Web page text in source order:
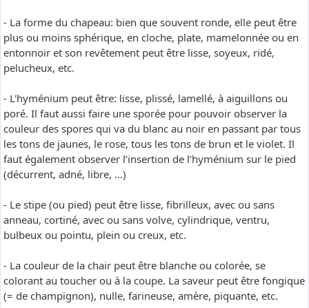
- La forme du chapeau: bien que souvent ronde, elle peut être
plus ou moins sphérique, en cloche, plate, mamelonnée ou en
entonnoir et son revêtement peut être lisse, soyeux, ridé,
pelucheux, etc.
- L'hyménium peut être: lisse, plissé, lamellé, à aiguillons ou
poré. Il faut aussi faire une sporée pour pouvoir observer la
couleur des spores qui va du blanc au noir en passant par tous
les tons de jaunes, le rose, tous les tons de brun et le violet. Il
faut également observer l’insertion de l’hyménium sur le pied
(décurrent, adné, libre, ...)
- Le stipe (ou pied) peut être lisse, fibrilleux, avec ou sans
anneau, cortiné, avec ou sans volve, cylindrique, ventru,
bulbeux ou pointu, plein ou creux, etc.
- La couleur de la chair peut être blanche ou colorée, se
colorant au toucher ou à la coupe. La saveur peut être fongique
(= de champignon), nulle, farineuse, amère, piquante, etc.